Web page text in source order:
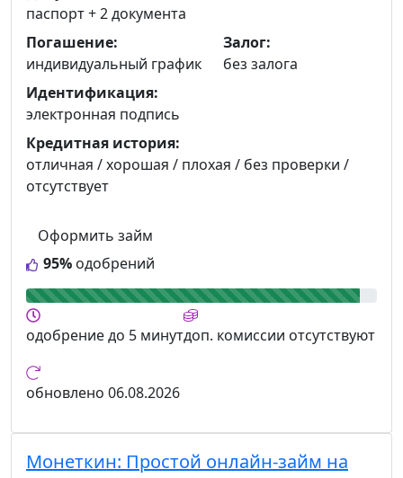
95% одобрений
Оформить займ
паспорт +2 документа
Погашение:
индивидуальный график
Залог:
без залога
Идентификация:
электронная подпись
Кредитная история:
отличная / хорошая / плохая / без проверки /
отсутствует
одобрениедо 5 минутдоп. комиссии отсутствуют
обновлено 06.08.2026
Монеткин: Простой онлайн-займ на